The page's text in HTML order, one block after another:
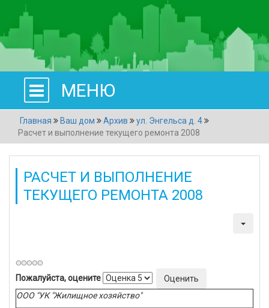
МЕНЮ
Главная Ваш дом Архив
ул. Энгельса д. 4
Расчет и выполнение текущего ремонта 2008
РАСЧЕТ И ВЫПОЛНЕНИЕ
ТЕКУЩЕГО РЕМОНТА 2008
Пожалуйста, оцените
ООО "УК "Жилищное хозяйство"